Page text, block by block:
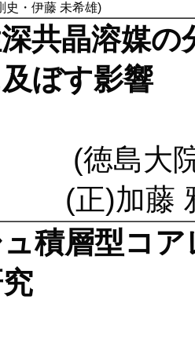
史・伊藤 未希雄)
共晶溶媒の
ぼす影響
(徳島大
(正)加藤
積層型コ